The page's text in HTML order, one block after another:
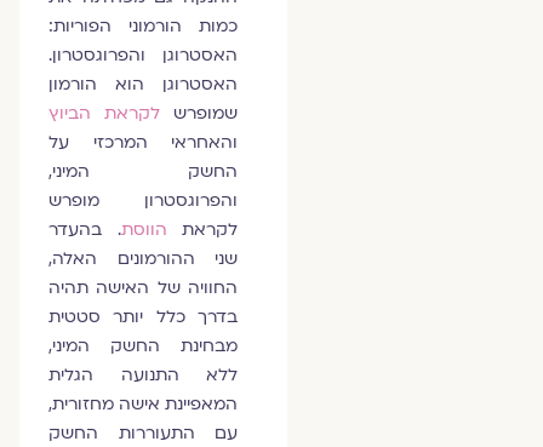
כמות הורמוני הפוריות:
האסטרוגן והפרוגסטרון.
האסטרוגן הוא הורמון
שמופרש
לקראת הביוץ
והאחראי המרכזי על
החשק המיני,
והפרוגסטרון מופרש
לקראת
הווסת. בהעדר
שני ההורמונים האלה,
החוויה של האישה תהיה
בדרך כלל יותר סטטית
מבחינת החשק המיני,
ללא התנועה הגלית
המאפיינת אישה מחזורית,
עם התעוררות החשק